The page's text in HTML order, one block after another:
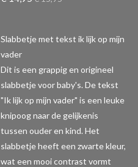
Slabbetje met tekst ik lijk op mijn
vader
Dit is een grappig en origineel
slabbetje voor baby's. De tekst
"Ik lijk op mijn vader" is een leuke
knipoog naar de gelijkenis
tussen ouder en kind. Het
slabbetje heeft een zwarte kleur,
wat een mooi contrast vormt